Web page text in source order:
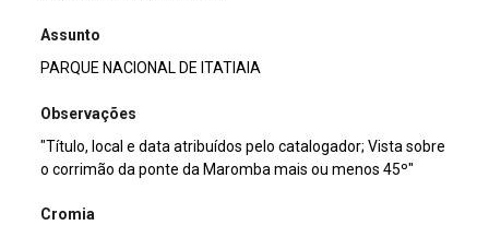
Assunto
PARQUE NACIONAL DE ITATIAIA
Observações
"Título, local e data atribuídos pelo catalogador; Vista sobre
o corrimão da ponte da Maromba mais ou menos 45º"
Cromia